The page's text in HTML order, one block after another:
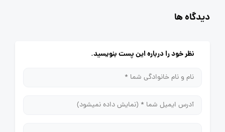
دیدگاه ها
نظر خود را درباره این پست بنویسید.